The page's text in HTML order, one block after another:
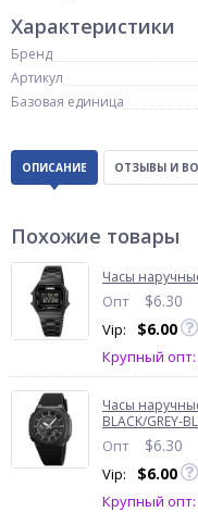
Характеристики
Бренд
Артикул
Базовая единица
ОПИСАНИЕ ОТЗЫВЫ И
Похожие товары
Часы
Опт $6.30
Vip: $6.00
Крупный опт:
Часы
BLACK/GREY-
Опт $6.30
Vip: $6.00
Крупный опт: